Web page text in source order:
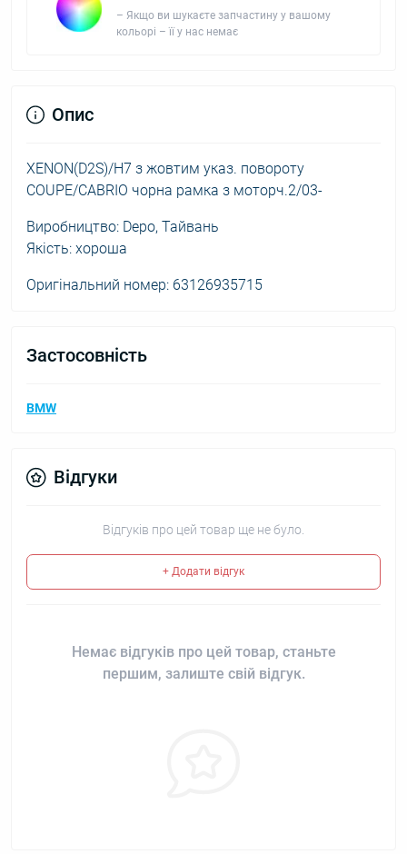
– Якщо ви шукаєте запчастину у вашому
кольорі – її у нас немає
Опис
XENON(D2S)/H7 з жовтим указ. повороту
COUPE/CABRIO чорна рамка з моторч.2/03-
Виробництво: Depo, Тайвань
Якість: хороша
Оригінальний номер: 63126935715
Застосовність
BMW
Відгуки
Відгуків про цей товар ще не було.
+ Додати відгук
Немає відгуків про цей товар, станьте
першим, залиште свій відгук.